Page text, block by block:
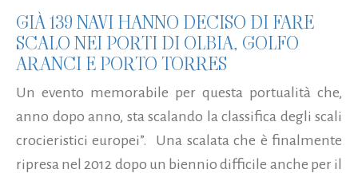
GIÀ 139 NAVI HANNO DECISO DI FARE
SCALO NEI PORTI DI OLBIA, GOLFO
ARANCI E PORTO TORRES
Un evento memorabile per questa portualità che,
anno dopo anno, sta scalando la classifica degli scali
crocieristici europei”. Una scalata che è finalmente
ripresa nel 2012 dopo un biennio difficile anche per il